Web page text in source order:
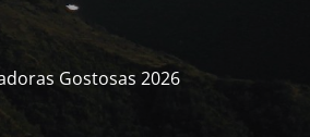
Gostosas 2026